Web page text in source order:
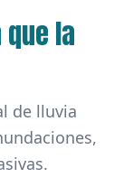
que la
de lluvia